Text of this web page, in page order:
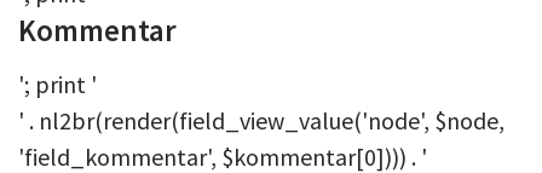
Kommentar
'; print '
' . nl2br(render(field_view_value('node', $node,
'field_kommentar', $kommentar[0]))) . '